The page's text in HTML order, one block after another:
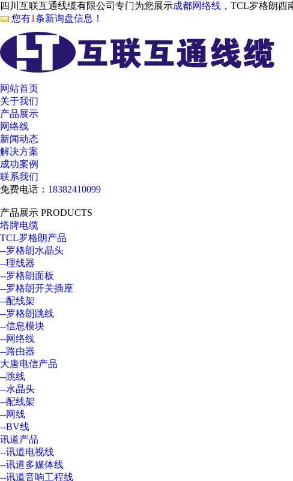
四川互联互通线缆有限公司专门为您展示成都网络线 ，TCL罗格朗西
您有1条新询盘信息！
网站首页
关于我们
产品展示
网络线
新闻动态
解决方案
成功案例
联系我们
免费电话： 18382410099
产品展示 PRODUCTS
塔牌电缆
TCL罗格朗产品
--罗格朗水晶头
--理线器
--罗格朗面板
--罗格朗开关插座
--配线架
--罗格朗跳线
--信息模块
--网络线
--路由器
大唐电信产品
--跳线
--水晶头
--配线架
--网线
--BV线
讯道产品
--讯道电视线
--讯道多媒体线
--讯道音响工程线